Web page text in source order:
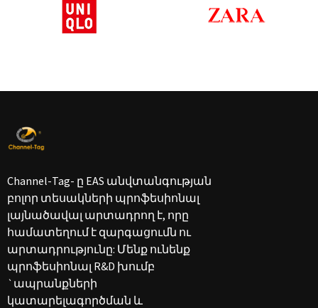
Channel-Tag- ը EAS անվտանգության
բոլոր տեսակների պրոֆեսիոնալ
լայնածավալ արտադրող է, որը
համատեղում է զարգացումն ու
արտադրությունը: Մենք ունենք
պրոֆեսիոնալ R&D խումբ
`ապրանքների
կատարելագործման և